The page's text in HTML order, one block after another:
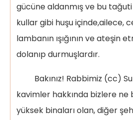
gücüne aldanmış ve bu
kullar gibi huşu içinde,ailece,
lambanın ışığının ve ateşin
dolanıp durmuşlardır.
Bakınız! Rabbimiz (cc)
kavimler hakkında bizlere
yüksek binaları olan, diğer